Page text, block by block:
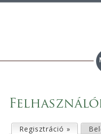
Regisztráció » (aktív